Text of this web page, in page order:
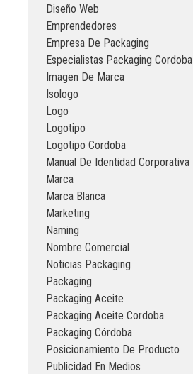
Diseño Web
Emprendedores
Empresa De Packaging
Especialistas Packaging Cordoba
Imagen De Marca
Isologo
Logo
Logotipo
Logotipo Cordoba
Manual De Identidad Corporativa
Marca
Marca Blanca
Marketing
Naming
Nombre Comercial
Noticias Packaging
Packaging
Packaging Aceite
Packaging Aceite Cordoba
Packaging Córdoba
Posicionamiento De Producto
Publicidad En Medios